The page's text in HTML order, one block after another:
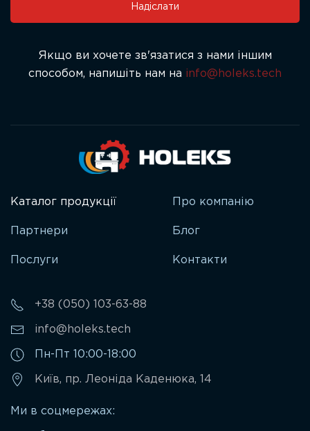
blank.
Надіслати
Якщо ви хочете зв'язатися з нами іншим
способом, напишіть нам на info@holeks.tech
Каталог продукції
Партнери
Послуги
Про компанію
Блог
Контакти
+38 (050) 103-63-88
info@holeks.tech
Пн-Пт 10:00-18:00
Київ, пр. Леоніда Каденюка, 14
Ми в соцмережах: